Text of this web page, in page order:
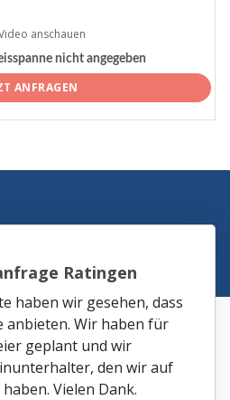
anschauen
nicht angegeben
ANFRAGEN
Ratingen
haben wir gesehen, dass
anbieten. Wir haben für
geplant und wir
den wir auf
Vielen Dank.